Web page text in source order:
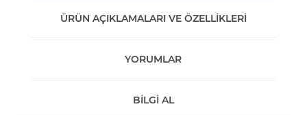
ÜRÜN AÇIKLAMALARI VE ÖZELLIKLERI
YORUMLAR
BILGI AL